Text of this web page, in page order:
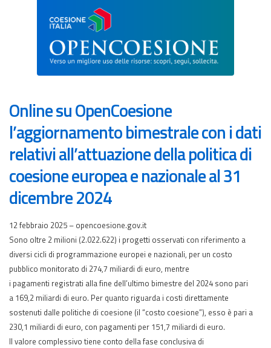
Online su OpenCoesione
l’aggiornamento bimestrale con i dati
relativi all’attuazione della politica di
coesione europea e nazionale al 31
dicembre 2024
12 febbraio 2025 – opencoesione.gov.it
Sono oltre 2 milioni (2.022.622) i progetti osservati con riferimento a
diversi cicli di programmazione europei e nazionali, per un costo
pubblico monitorato di 274,7 miliardi di euro, mentre
i pagamenti registrati alla fine dell’ultimo bimestre del 2024 sono pari
a 169,2 miliardi di euro. Per quanto riguarda i costi direttamente
sostenuti dalle politiche di coesione (il “costo coesione”), esso è pari a
230,1 miliardi di euro, con pagamenti per 151,7 miliardi di euro.
Il valore complessivo tiene conto della fase conclusiva di